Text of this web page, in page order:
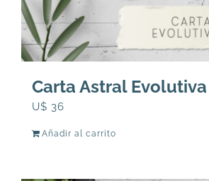
Carta Astral
U$ 36
Añadir al carrito